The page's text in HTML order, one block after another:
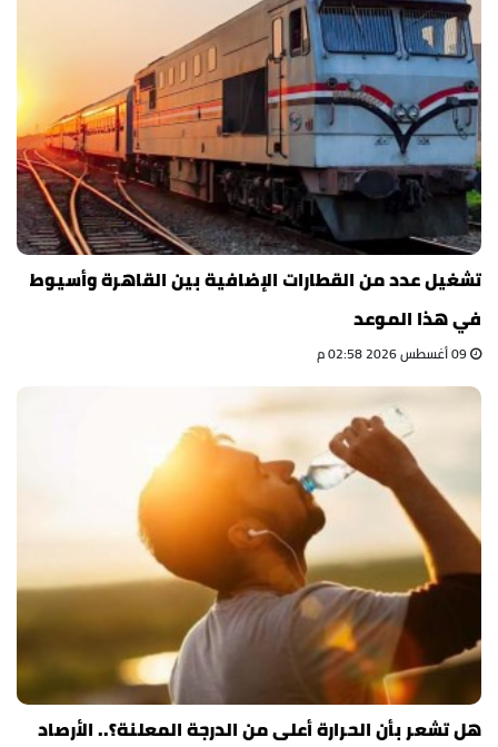
تشغيل عدد من القطارات الإضافية بين القاهرة وأسيوط
في هذا الموعد
هل تشعر بأن الحرارة أعلى من الدرجة المعلنة؟.. الأرصاد